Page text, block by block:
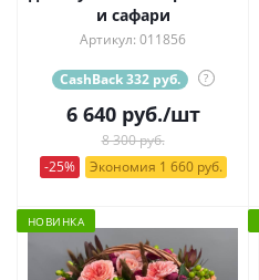
и сафари
Артикул: 011856
CashBack 332 руб. ?
6 640руб./шт
8 300 руб.
-25%
Экономия 1 660 руб.
НОВИНКА